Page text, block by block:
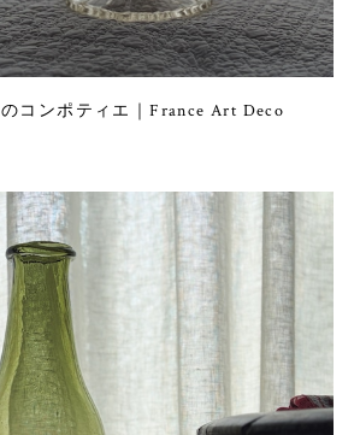
コンポティエ｜France Art Deco